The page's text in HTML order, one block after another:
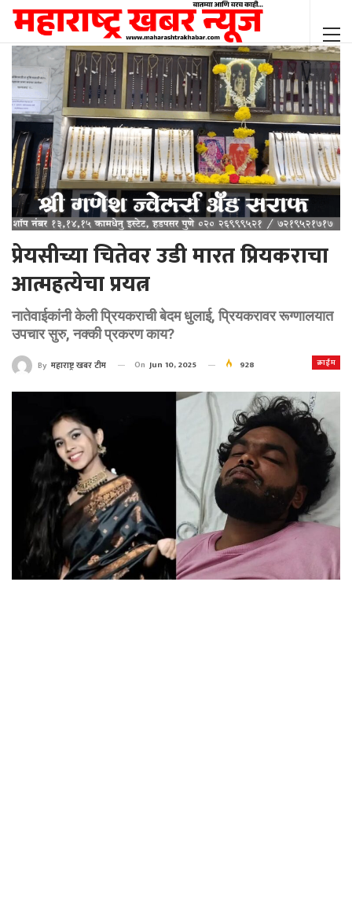
प्रेयसीच्या चितेवर उडी मारत प्रियकराचा
आत्महत्येचा प्रयत्न
नातेवाईकांनी केली प्रियकराची बेदम धुलाई, प्रियकरावर रूग्णालयात
उपचार सुरु, नक्की प्रकरण काय?
क्राईम
By महाराष्ट्र खबर टीम On Jun 10, 2025 928